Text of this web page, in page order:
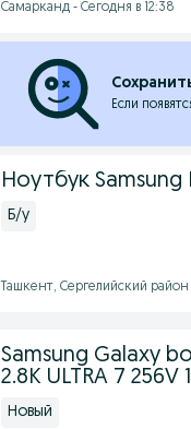
Самарканд - Сегодня в 12:38
Если
Ноутбук Samsung
Б/у
Ташкент, Сергелийский район
Samsung Galaxy
2.8K ULTRA 7 256V
Новый